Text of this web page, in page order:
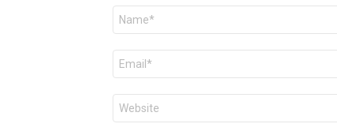
Nome
E-
mail
*
Site